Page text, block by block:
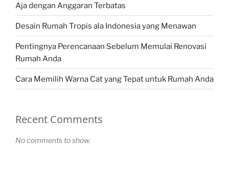
Aja dengan Anggaran Terbatas
Desain Rumah Tropis ala Indonesia yang Menawan
Pentingnya Perencanaan Sebelum Memulai Renovasi
Rumah Anda
Cara Memilih Warna Cat yang Tepat untuk Rumah Anda
Recent Comments
No comments to show.